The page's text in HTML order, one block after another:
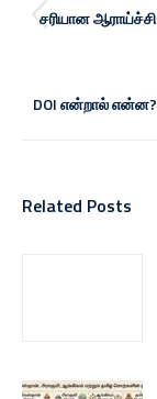
சரியான ஆராய்ச்சி
DOI என்றால்
Related Posts